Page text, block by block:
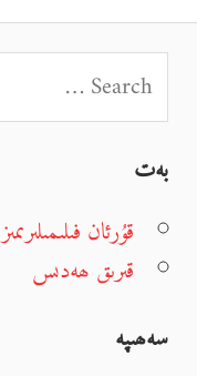
بەت
قۇرئان فىلىمىلىرىمىز
قىرىق ھەدىس
سەھىپە